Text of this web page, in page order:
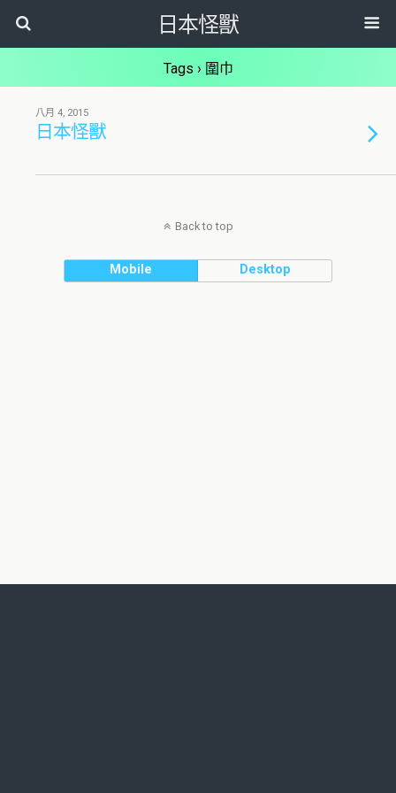
日本怪獸
Tags › 圍巾
八月 4, 2015
日本怪獸
Back to top
Mobile Desktop